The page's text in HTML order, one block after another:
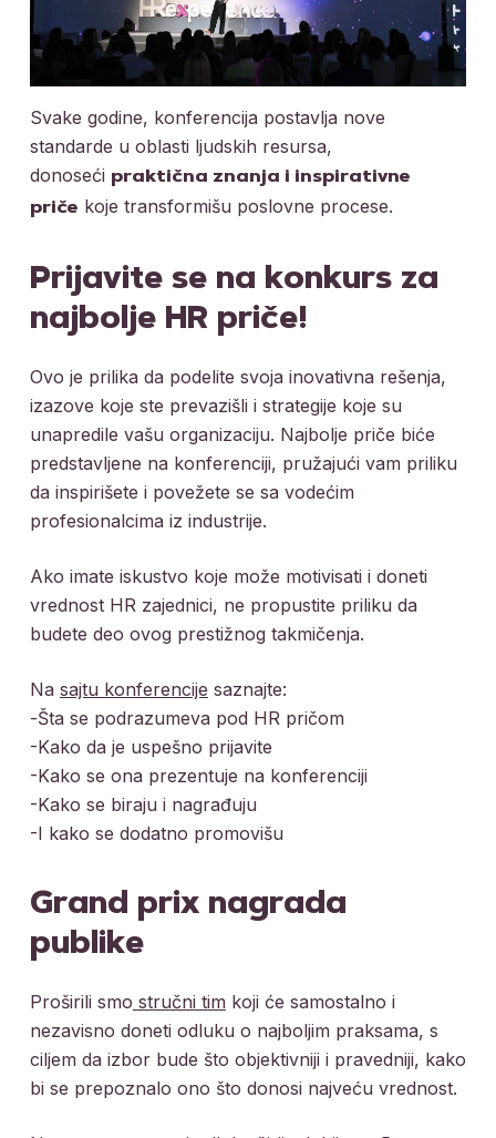
Svake godine, konferencija postavlja nove
standarde u oblasti ljudskih resursa,
donoseći praktična znanja i inspirativne
priče koje transformišu poslovne procese.
Prijavite se na konkurs za
najbolje HR priče!
Ovo je prilika da podelite svoja inovativna rešenja,
izazove koje ste prevazišli i strategije koje su
unapredile vašu organizaciju. Najbolje priče biće
predstavljene na konferenciji, pružajući vam priliku
da inspirišete i povežete se sa vodećim
profesionalcima iz industrije.
Ako imate iskustvo koje može motivisati i doneti
vrednost HR zajednici, ne propustite priliku da
budete deo ovog prestižnog takmičenja.
Na sajtu konferencije saznajte:
-Šta se podrazumeva pod HR pričom
-Kako da je uspešno prijavite
-Kako se ona prezentuje na konferenciji
-Kako se biraju i nagrađuju
-I kako se dodatno promovišu
Grand prix nagrada
publike
Proširili smo stručni tim koji će samostalno i
nezavisno doneti odluku o najboljim praksama, s
ciljem da izbor bude što objektivniji i pravedniji, kako
bi se prepoznalo ono što donosi najveću vrednost.